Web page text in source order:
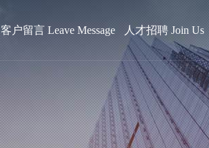
客户留言 Leave Message 人才招聘 Join Us